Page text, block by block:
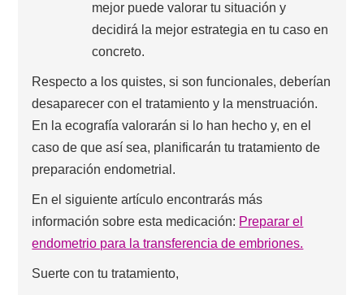
mejor puede valorar tu situación y
decidirá la mejor estrategia en tu caso en
concreto.
Respecto a los quistes, si son funcionales, deberían
desaparecer con el tratamiento y la menstruación.
En la ecografía valorarán si lo han hecho y, en el
caso de que así sea, planificarán tu tratamiento de
preparación endometrial.
En el siguiente artículo encontrarás más
información sobre esta medicación: Preparar el
endometrio para la transferencia de embriones.
Suerte con tu tratamiento,